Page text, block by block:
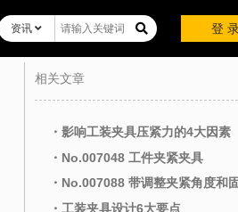
登
资讯
相关文章
・影响工装夹具压紧力的4大因素
・No.007048 工件夹紧夹具
・工装夹具设计6大要点